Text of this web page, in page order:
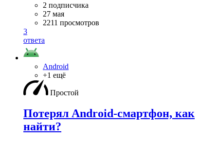
2 подписчика
27 мая
2211 просмотров
3
ответа
Android
+1 ещё
Простой
Потерял Android-смартфон, как
найти?